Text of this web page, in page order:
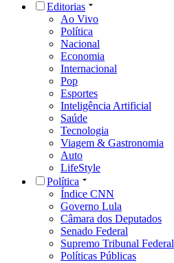
Editorias
Ao Vivo
Política
Nacional
Economia
Internacional
Pop
Esportes
Inteligência Artificial
Saúde
Tecnologia
Viagem & Gastronomia
Auto
LifeStyle
Política
Índice CNN
Governo Lula
Câmara dos Deputados
Senado Federal
Supremo Tribunal Federal
Políticas Públicas